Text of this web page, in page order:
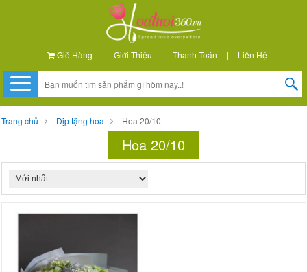
Giỏ Hàng | Giới Thiệu | Thanh Toán | Liên Hệ
Trang chủ Dịp tặng hoa Hoa 20/10
Hoa 20/10